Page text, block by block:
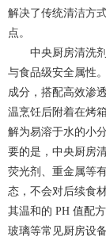
解决了传统清洁方
点。
中央厨房清洗
与食品级安全属性
成分，搭配高效渗
温烹饪后附着在烤
解为易溶于水的小
要的是，中央厨房
荧光剂、重金属等
态，不会对后续食
其温和的 PH 值配
玻璃等常见厨房设